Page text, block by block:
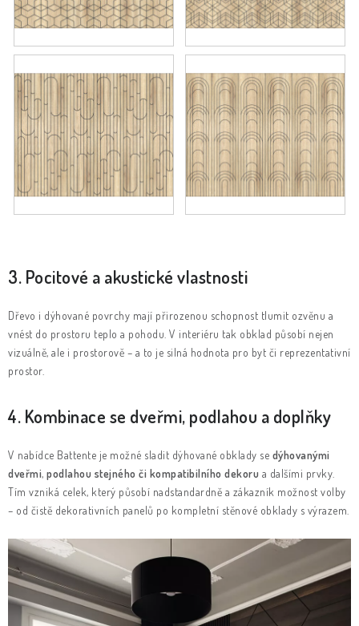
3. Pocitové a akustické vlastnosti
Dřevo i dýhované povrchy mají přirozenou schopnost tlumit ozvěnu a
vnést do prostoru teplo a pohodu. V interiéru tak obklad působí nejen
vizuálně, ale i prostorově – a to je silná hodnota pro byt či reprezentativní
prostor.
4. Kombinace se dveřmi, podlahou a doplňky
V nabídce Battente je možné sladit dýhované obklady se dýhovanými
dveřmi, podlahou stejného či kompatibilního dekoru a dalšími prvky.
Tím vzniká celek, který působí nadstandardně a zákazník možnost volby
– od čistě dekorativních panelů po kompletní stěnové obklady s výrazem.